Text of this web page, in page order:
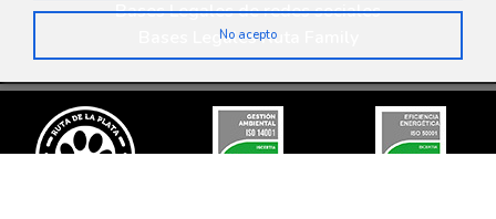
Bases Legales de redes sociales
Bases Legales Ruta Family
No acepto